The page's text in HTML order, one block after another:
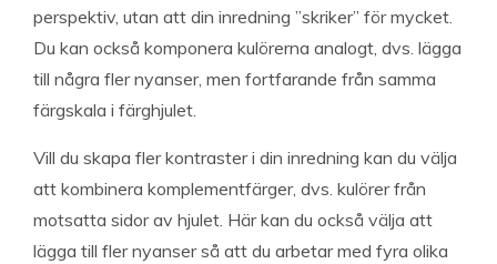
perspektiv, utan att din inredning ”skriker” för mycket.
Du kan också komponera kulörerna analogt, dvs. lägga
till några fler nyanser, men fortfarande från samma
färgskala i färghjulet.
Vill du skapa fler kontraster i din inredning kan du välja
att kombinera komplementfärger, dvs. kulörer från
motsatta sidor av hjulet. Här kan du också välja att
lägga till fler nyanser så att du arbetar med fyra olika